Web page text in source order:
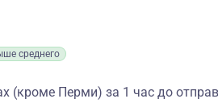
среднего
(кроме Перми) за 1 час до